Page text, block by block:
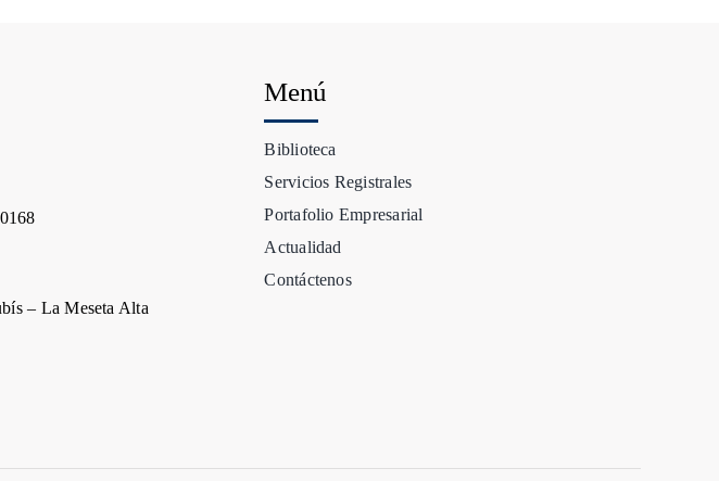
– La Meseta Alta
Menú
Biblioteca
Servicios Registrales
Portafolio Empresarial
Actualidad
Contáctenos